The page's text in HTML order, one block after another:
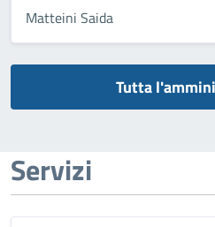
Matteini Saida
Tutta
Servizi